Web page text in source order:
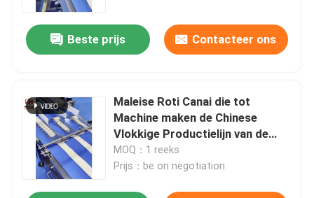
Beste prijs Contacteer ons
Maleise Roti Canai die tot
Machine maken de Chinese
Vlokkige Productielijn van de
Sjalotpannekoek
MOQ：1 reeks
Prijs：be on negotiation